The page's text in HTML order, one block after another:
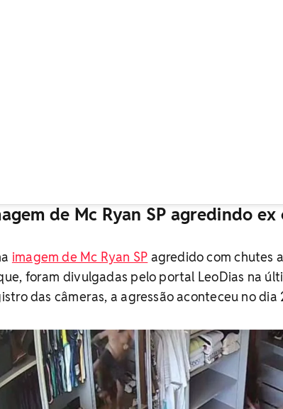
de Mc Ryan SP agredindo
imagem de Mc Ryan SP agredido com chutes
foram divulgadas pelo portal LeoDias na
das câmeras, a agressão aconteceu no dia